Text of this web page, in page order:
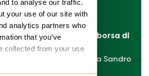
to analyse our traffic.
your use of our site with
analytics partners who
that you’ve
collected from your use
Vendi la tua borsa di
design
da Hermès a Sandro